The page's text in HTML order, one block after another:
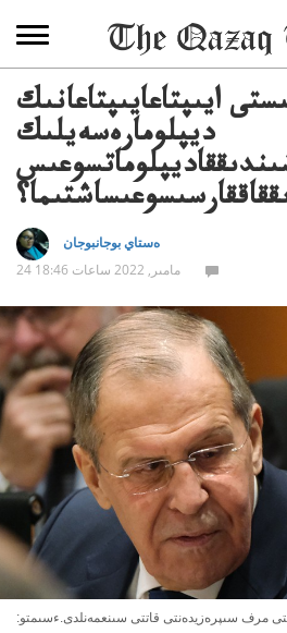
ايىپتاعايىپتاعانىك
ديپلومارەسەيلىك
ەستاي بوجانبوجان
24 مامىر, 2022 ساعات 18:46
مرف سىپرەزيدەنتى قاتتى سىنعمەنلدى.ءسىمتو: